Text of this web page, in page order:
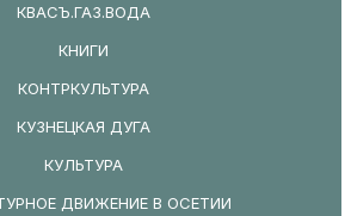
КВАСЪ.ГАЗ.ВОДА
КНИГИ
КОНТРКУЛЬТУРА
КУЗНЕЦКАЯ ДУГА
КУЛЬТУРА
ДВИЖЕНИЕ В ОСЕТИИ